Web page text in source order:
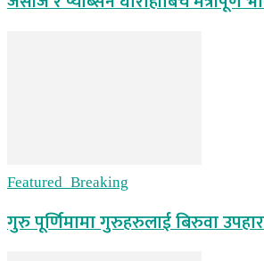
Featured_Breaking
गुरु पूर्णिमामा गुरुहरुलाई बिरुवा उपहार